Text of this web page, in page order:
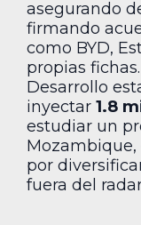
asegurando
firmando
como BYD,
propias
Desarrollo
inyectar 1.8
estudiar un
por
fuera del